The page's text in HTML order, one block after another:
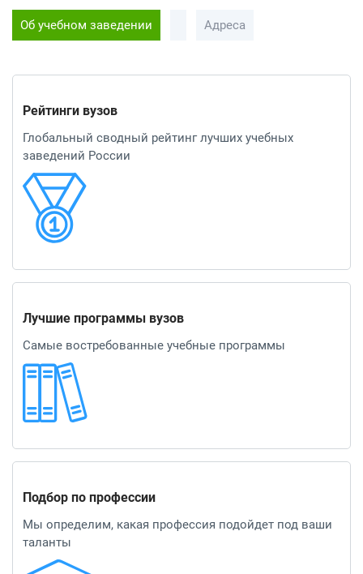
Об учебном заведении Адреса
Рейтинги вузов
Глобальный сводный рейтинг лучших учебных
заведений России
Лучшие программы вузов
Самые востребованные учебные программы
Подбор по профессии
Мы определим, какая профессия подойдет под ваши
таланты